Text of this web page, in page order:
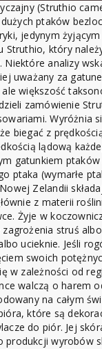
(Struthio
ptaków
jedynym żyjącym
Struthio, który
Niektóre analizy
uważany za
większość
zamówienie
Wyróżnia
biegać z
lądową
gatunkiem ptaków
ptaka (wymarłe
Zelandii
z materii
Żyje w
struś
ucieknie. Jeśli
swoich
w zależności od
walczą o harem
na całym
które są
do piór. Jej
produkcji wyrobów